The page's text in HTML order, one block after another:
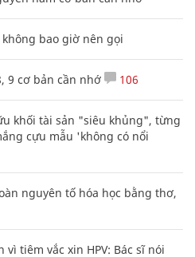
bao giờ nên gọi
9 cơ bản cần nhớ 106
khối tài sản "siêu khủng", từng
cựu mẫu 'không có nổi
nguyên tố hóa học bằng thơ,
tiêm vắc xin HPV: Bác sĩ nói